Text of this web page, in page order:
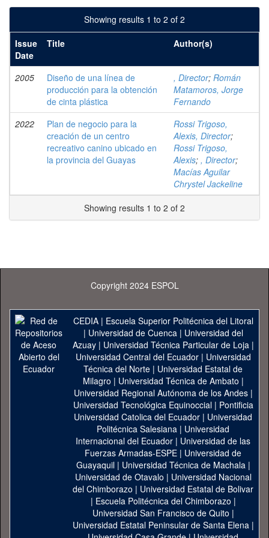
Showing results 1 to 2 of 2
Issue
Date
Title Author(s)
2005
Diseño de una línea de
producción para la obtención
de cinta plástica
, Director; Román
Matamoros, Jorge
Fernando
2022
Plan de negocio para la
creación de un centro
recreativo canino ubicado en
la provincia del Guayas
Rossi Trigoso,
Alexis, Director;
Rossi Trigoso,
Alexis; , Director;
Macías Aguilar
Chrystel Jackeline
Showing results 1 to 2 of 2
Copyright 2024 ESPOL
CEDIA| Escuela Superior Politécnica del Litoral
| Universidad de Cuenca| Universidad del
Azuay| Universidad Técnica Particular de Loja|
Universidad Central del Ecuador| Universidad
Técnica del Norte | Universidad Estatal de
Milagro | Universidad Técnica de Ambato |
Universidad Regional Autónoma de los Andes|
Universidad Tecnológica Equinoccial| Pontificia
Universidad Catolica del Ecuador | Universidad
Politécnica Salesiana | Universidad
Internacional del Ecuador | Universidad de las
Fuerzas Armadas-ESPE | Universidad de
Guayaquil| Universidad Técnica de Machala|
Universidad de Otavalo | Universidad Nacional
del Chimborazo | Universidad Estatal de Bolivar
| Escuela Politécnica del Chimborazo |
Universidad San Francisco de Quito |
Universidad Estatal Peninsular de Santa Elena|